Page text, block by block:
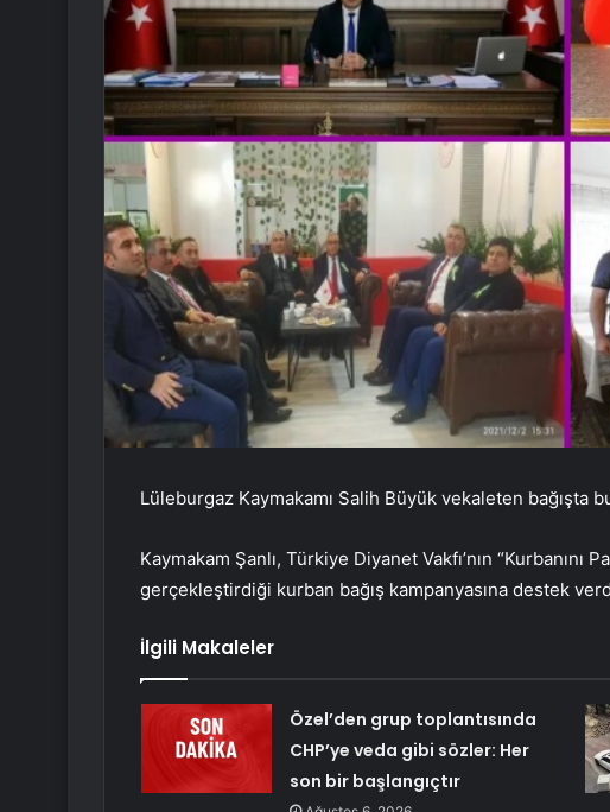
Lüleburgaz Kaymakamı Salih Büyük vekaleten bağışta
Kaymakam Şanlı, Türkiye Diyanet Vakfı’nın “Kurbanını
gerçekleştirdiği kurban bağış kampanyasına destek
İlgili Makaleler
Özel’den grup toplantısında
CHP’ye veda gibi sözler: Her
son bir başlangıçtır